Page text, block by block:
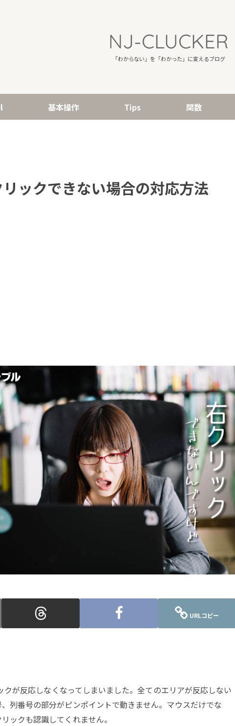
NJ-CLUCKER
「わからない」を「わかった」に変えるブログ
基本操作 Tips 関数
ックできない場合の対応方法
URLコピー
クが反応しなくなってしまいました。全てのエリアが反応しない
列番号の部分がピンポイントで動きません。マウスだけでな
ックも認識してくれません。